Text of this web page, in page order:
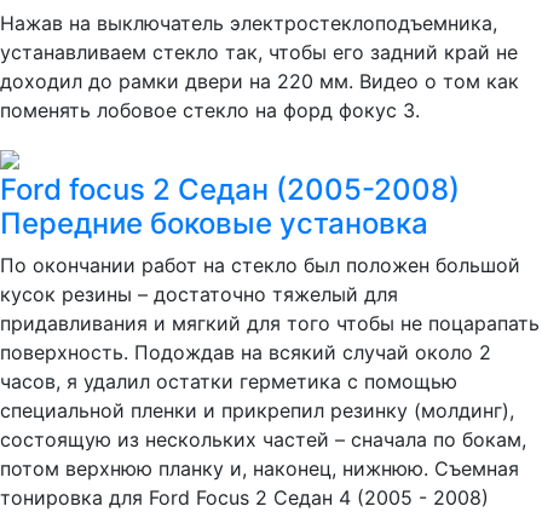
Нажав на выключатель электростеклоподъемника,
устанавливаем стекло так, чтобы его задний край не
доходил до рамки двери на 220 мм. Видео о том как
поменять лобовое стекло на форд фокус 3.
Ford focus 2 Седан (2005-2008)
Передние боковые установка
По окончании работ на стекло был положен большой
кусок резины – достаточно тяжелый для
придавливания и мягкий для того чтобы не поцарапать
поверхность. Подождав на всякий случай около 2
часов, я удалил остатки герметика с помощью
специальной пленки и прикрепил резинку (молдинг),
состоящую из нескольких частей – сначала по бокам,
потом верхнюю планку и, наконец, нижнюю. Съемная
тонировка для Ford Focus 2 Седан 4 (2005 - 2008)